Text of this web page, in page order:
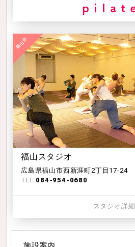
福山スタジオ
広島県福山市西新涯町2丁目17-24
TEL: 084-954-0680
スタジオ詳細